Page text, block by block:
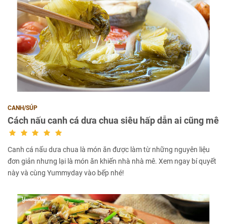
CANH/SÚP
Cách nấu canh cá dưa chua siêu hấp dẫn ai cũng mê
Canh cá nấu dưa chua là món ăn được làm từ những nguyên liệu
đơn giản nhưng lại là món ăn khiến nhà nhà mê. Xem ngay bí quyết
này và cùng Yummyday vào bếp nhé!